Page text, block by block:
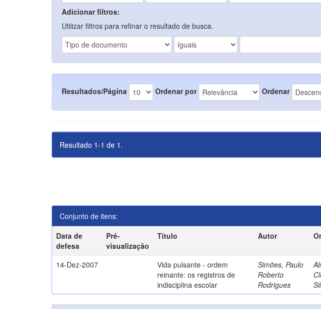
Adicionar filtros:
Utilizar filtros para refinar o resultado de busca.
Resultados/Página Ordenar por Ordenar
Resultado 1-1 de 1.
Conjunto de itens:
Data de
defesa
Pré-
visualização
Título Autor
14-Dez-2007
Vida pulsante - ordem
reinante: os registros de
indisciplina escolar
Simões, Paulo
Roberto
Rodrigues